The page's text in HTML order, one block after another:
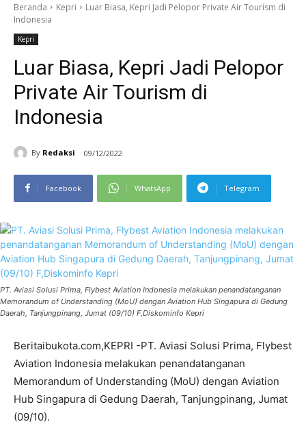
Beranda Kepri
Luar Biasa, Kepri Jadi Pelopor Private Air Tourism di
Indonesia
Kepri
Luar Biasa, Kepri Jadi Pelopor
Private Air Tourism di
Indonesia
By Redaksi 09/12/2022
Facebook WhatsApp Telegram
PT. Aviasi Solusi Prima, Flybest Aviation Indonesia melakukan penandatanganan
Memorandum of Understanding (MoU) dengan Aviation Hub Singapura di Gedung
Daerah, Tanjungpinang, Jumat (09/10) F,Diskominfo Kepri
Beritaibukota.com,KEPRI -PT. Aviasi Solusi Prima, Flybest
Aviation Indonesia melakukan penandatanganan
Memorandum of Understanding (MoU) dengan Aviation
Hub Singapura di Gedung Daerah, Tanjungpinang, Jumat
(09/10).